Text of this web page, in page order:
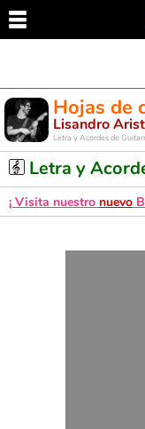
Hojas de
Lisandro
Letra y Acordes de
Letra y
¡ Visita nuestro nuevo